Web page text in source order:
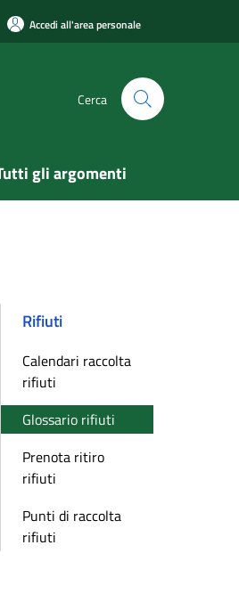
Accedi all'area personale
Cerca
gli argomenti
Rifiuti
Calendari raccolta
rifiuti
Glossario rifiuti
Prenota ritiro
rifiuti
Punti di raccolta
rifiuti